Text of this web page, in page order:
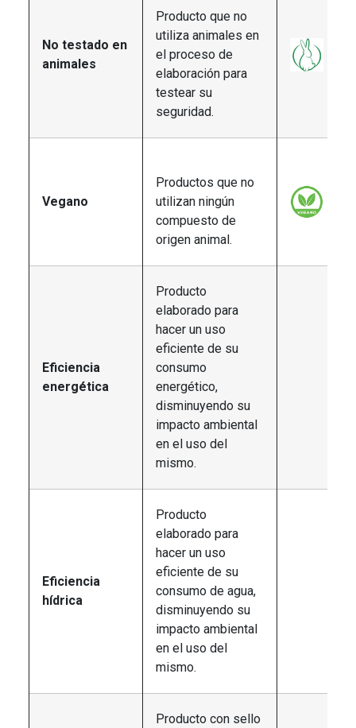
No testado en
animales
Producto que no
utiliza animales en
el proceso de
elaboración para
testear su
seguridad.
Vegano
Productos que no
utilizan ningún
compuesto de
origen animal.
Eficiencia
energética
Producto
elaborado para
hacer un uso
eficiente de su
consumo
energético,
disminuyendo su
impacto ambiental
en el uso del
mismo.
Eficiencia
hídrica
Producto
elaborado para
hacer un uso
eficiente de su
consumo de agua,
disminuyendo su
impacto ambiental
en el uso del
mismo.
Producto con sello